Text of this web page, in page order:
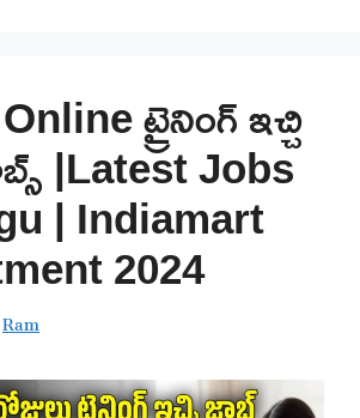
ట్రైనింగ్ ఇచ్చి
|Latest Jobs
| Indiamart
2024
Ram